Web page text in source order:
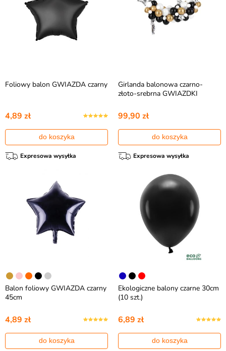
Foliowy balon GWIAZDA czarny
4,89 zł
do koszyka
Expresowa wysyłka
Girlanda balonowa czarno-
złoto-srebrna GWIAZDKI
99,90 zł
do koszyka
Expresowa wysyłka
Balon foliowy GWIAZDA czarny
45cm
4,89 zł
do koszyka
Ekologiczne balony czarne 30cm
(10 szt.)
6,89 zł
do koszyka